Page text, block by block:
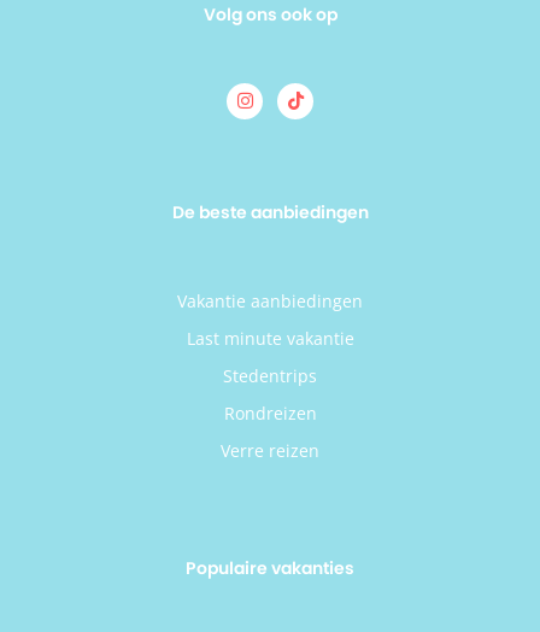
Volg ons ook op
De beste aanbiedingen
Vakantie aanbiedingen
Last minute vakantie
Stedentrips
Rondreizen
Verre reizen
Populaire vakanties